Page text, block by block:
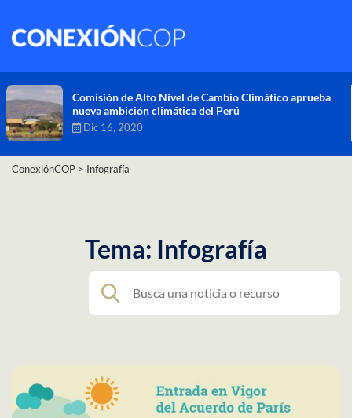
Comisión de Alto Nivel de Cambio Climático aprueba
nueva ambición climática del Perú
Dic 16, 2020
ConexiónCOP > Infografía
Tema: Infografía